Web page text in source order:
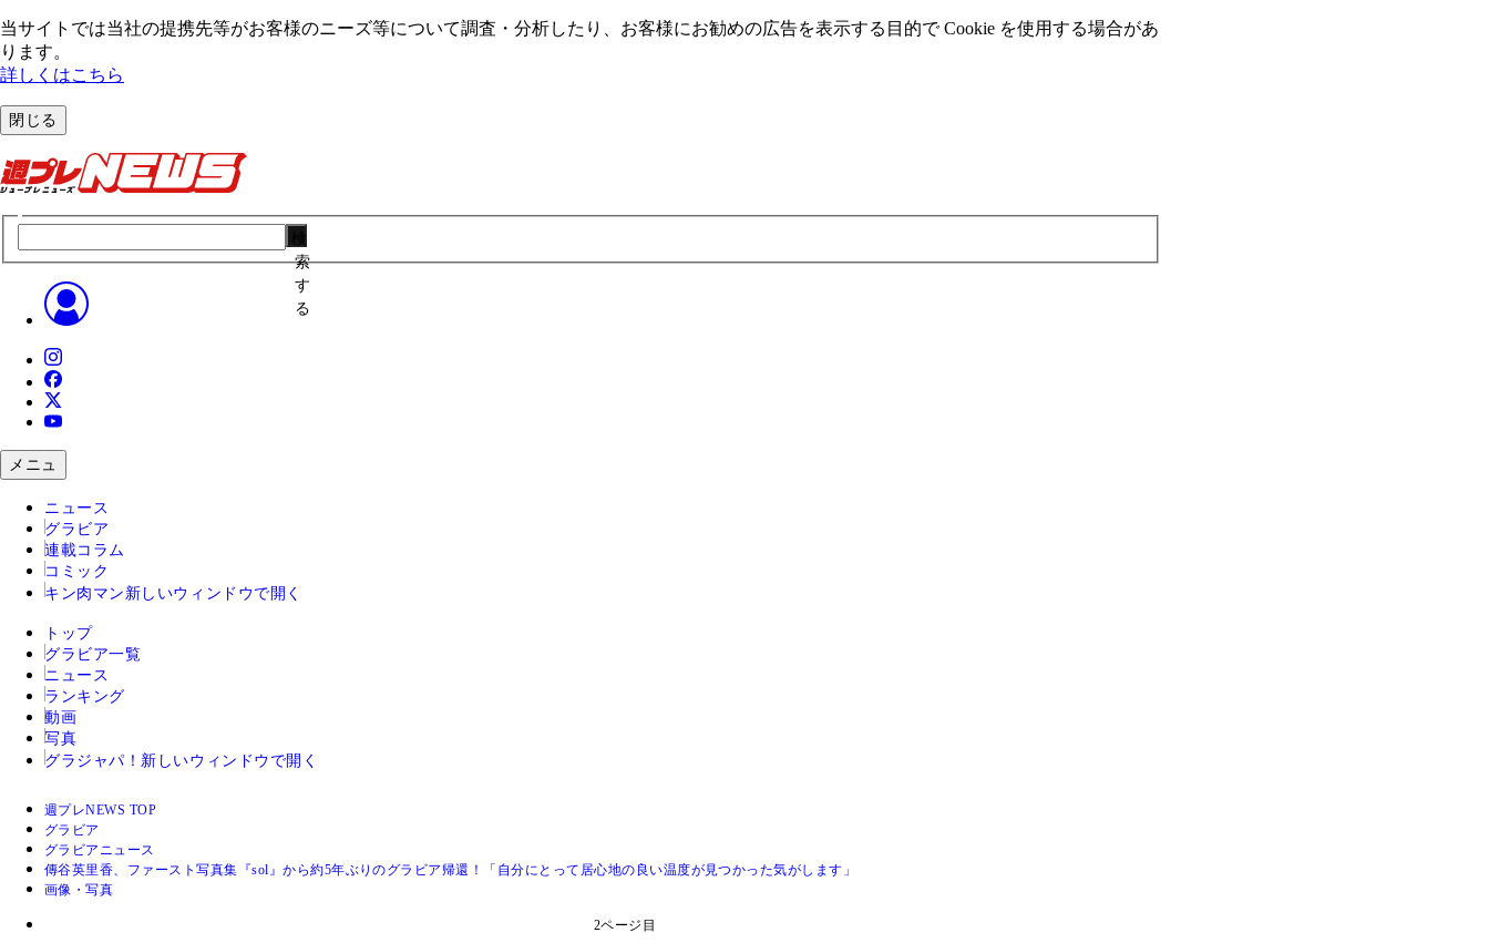
当サイトでは当社の提携先等がお客様のニーズ等について調査・分析したり、お客様にお勧めの広告を表⽰する⽬的で Cookie を使⽤する場合があ
ります。
詳しくはこちら
閉じる
索
す
る
メニュ
ニュース
グラビア
連載コラム
コミック
キン肉マン 新しいウィンドウで開く
トップ
グラビア一覧
ニュース
ランキング
動画
写真
グラジャパ！ 新しいウィンドウで開く
週プレNEWS TOP
グラビア
グラビアニュース
傳谷英里香、ファースト写真集『sol』から約5年ぶりのグラビア帰還！「自分にとって居心地の良い温度が見つかった気がします」
画像・写真
2ページ目